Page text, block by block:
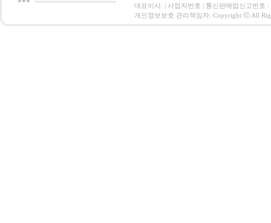
대표이사: | 사업자번호 | 통신판매업신고번호 :
개인정보보호 관리책임자: Copyright ⓒ All